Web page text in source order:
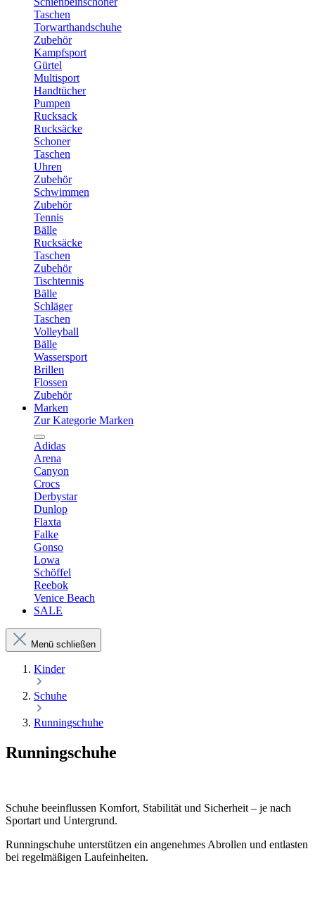
Taschen
Torwarthandschuhe
Zubehör
Kampfsport
Gürtel
Multisport
Handtücher
Pumpen
Rucksack
Rucksäcke
Schoner
Taschen
Uhren
Zubehör
Schwimmen
Zubehör
Tennis
Bälle
Rucksäcke
Taschen
Zubehör
Tischtennis
Bälle
Schläger
Taschen
Volleyball
Bälle
Wassersport
Brillen
Flossen
Zubehör
Marken
Zur Kategorie Marken
Adidas
Arena
Canyon
Crocs
Derbystar
Dunlop
Flaxta
Falke
Gonso
Lowa
Schöffel
Reebok
Venice Beach
SALE
Menü schließen
Kinder
Schuhe
Runningschuhe
Runningschuhe
Schuhe beeinflussen Komfort, Stabilität und Sicherheit – je nach
Sportart und Untergrund.
Runningschuhe unterstützen ein angenehmes Abrollen und entlasten
bei regelmäßigen Laufeinheiten.